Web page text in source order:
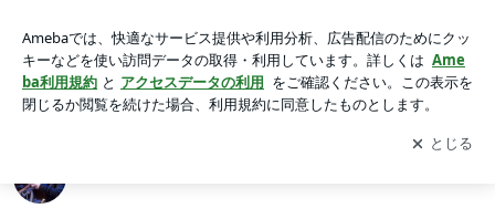
アプリをダウンロードして ブログの更新通知
を受け取りまし
ょう。
開く